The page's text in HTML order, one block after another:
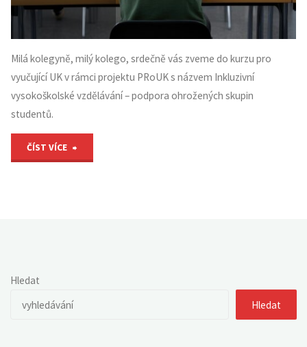
výuku"
Milá kolegyně, milý kolego, srdečně vás zveme do kurzu pro
vyučující UK v rámci projektu PRoUK s názvem Inkluzivní
vysokoškolské vzdělávání – podpora ohrožených skupin
studentů.
ČÍST VÍCE
Hledat
Hledat